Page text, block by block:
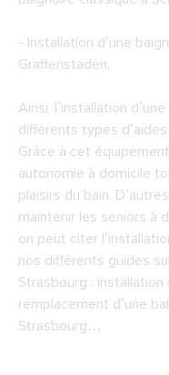
- Installation d’une
Graffenstaden.
Ainsi, l’installation
différents types
Grâce à cet
autonomie à domicile
plaisirs du bain.
maintenir les seniors à
on peut citer
nos différents guides
Strasbourg : installation
remplacement d’une
Strasbourg…